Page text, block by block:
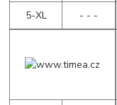
5-XL - - -